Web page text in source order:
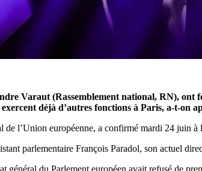
Varaut (Rassemblement national, RN), ont
déjà d’autres fonctions à Paris, a-t-on
de l’Union européenne, a confirmé mardi 24 juin à
parlementaire François Paradol, son actuel